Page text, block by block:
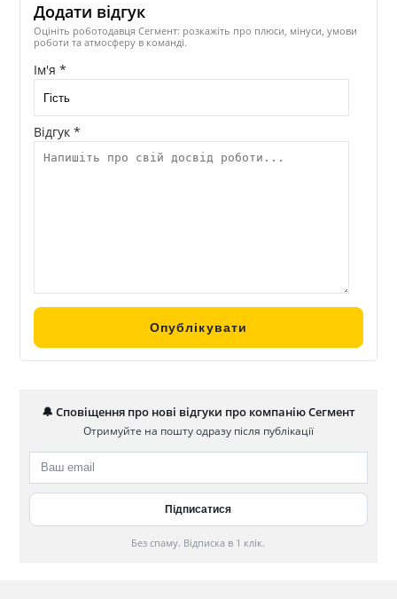
Додати відгук
Оцініть роботодавця Сегмент: розкажіть про плюси, мінуси, умови
роботи та атмосферу в команді.
Ім'я *
Відгук *
🔔 Сповіщення про нові відгуки про компанію Сегмент
Отримуйте на пошту одразу після публікації
Без спаму. Відписка в 1 клік.